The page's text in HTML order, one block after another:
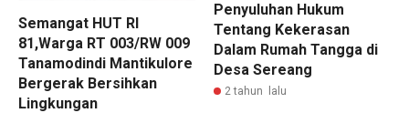
Semangat HUT RI
81,Warga RT 003/RW 009
Tanamodindi Mantikulore
Bergerak Bersihkan
Lingkungan
Penyuluhan Hukum
Tentang Kekerasan
Dalam Rumah Tangga di
Desa Sereang
2 tahun lalu